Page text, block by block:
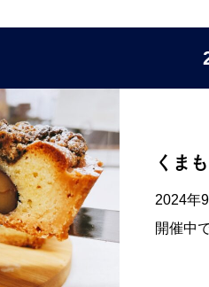
くま
2024年
開催中